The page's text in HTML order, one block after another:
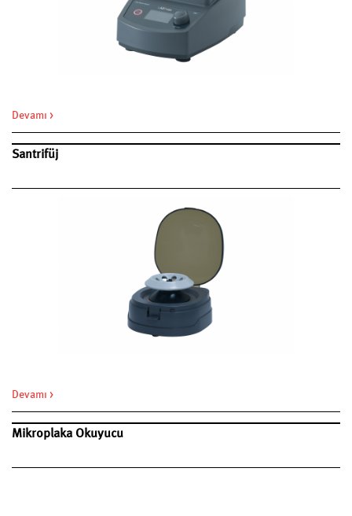
Devamı >
Santrifüj
Devamı >
Mikroplaka Okuyucu